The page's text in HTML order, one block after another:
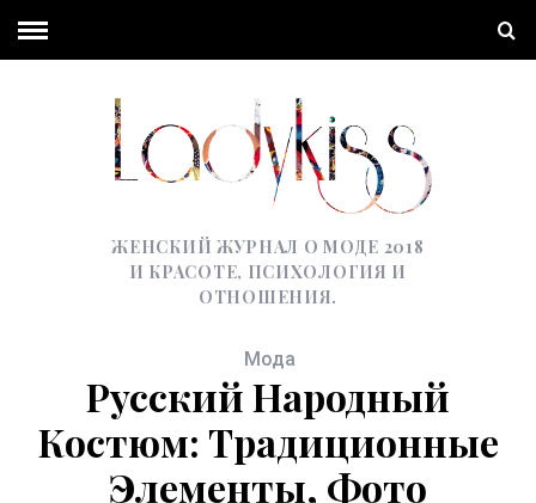
ЖЕНСКИЙ ЖУРНАЛ О МОДЕ 2018
И КРАСОТЕ, ПСИХОЛОГИЯ И
ОТНОШЕНИЯ.
Мода
Русский Народный
Костюм: Традиционные
Элементы, Фото